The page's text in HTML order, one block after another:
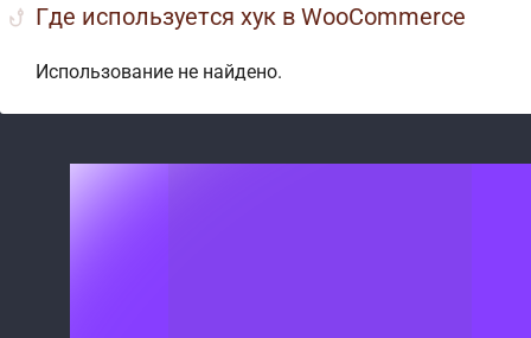
Где используется хук в WooCommerce
Использование не найдено.